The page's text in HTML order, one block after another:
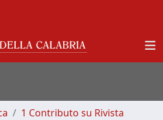
1 Contributo su Rivista